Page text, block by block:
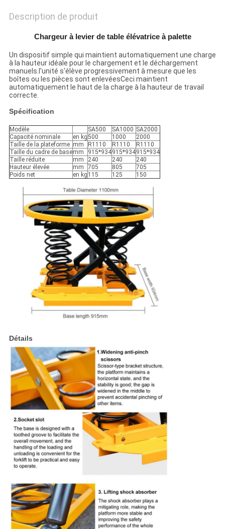
CONFIDENTIALITÉ
Description de produit
Chargeur à levier de table élévatrice à palette
Un dispositif simple qui maintient automatiquement une charge
à la hauteur idéale pour le chargement et le déchargement
manuels.l'unité s'élève progressivement à mesure que les
boîtes ou les pièces sont enlevéesCeci maintient
automatiquement le haut de la charge à la hauteur de travail
correcte.
Spécification
Modèle SA500 SA1000 SA2000
Capacité nominale
en kg500 1000
2000
Taille de la plateforme mm R1110 R1110
R1110
Taille du cadre de basemm 915*934915*934915*934
Taille réduite
mm 240 240
240
Hauteur élevée
mm 705 805
705
Poids net
en kg 115 125 150
Détails